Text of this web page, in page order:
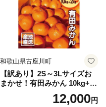
和歌山県古座川町
【訳あり】2S～3Lサイズお
まかせ！有田みかん 10kg+2k
g保証分 11月から12月下旬ま
でに順次発送致します。 / 訳
12,000円